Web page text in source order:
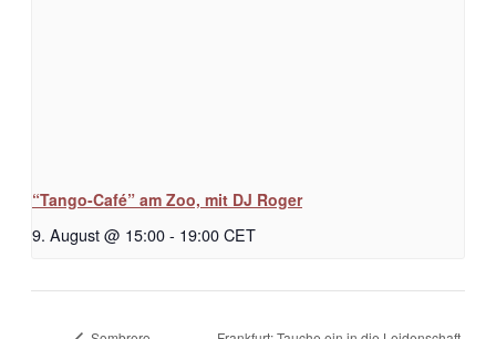
“Tango-Café” am Zoo, mit DJ Roger
9. August @ 15:00- 19:00CET